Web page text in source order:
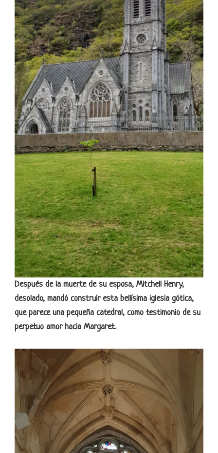
Después de la muerte de su esposa, Mitchell Henry,
desolado, mandó construir esta bellísima iglesia gótica,
que parece una pequeña catedral, como testimonio de su
perpetuo amor hacia Margaret.